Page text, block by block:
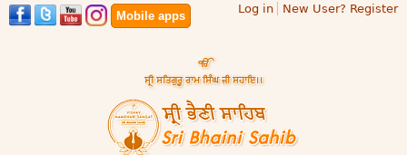
Skip to
main
Mobile apps
Log in New User? Register